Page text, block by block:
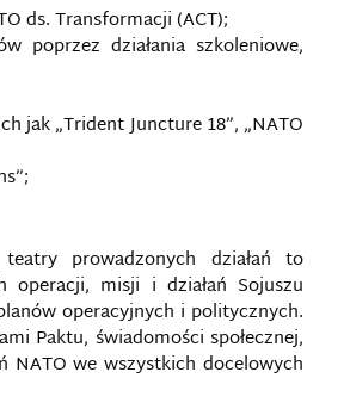
ds. Transformacji (ACT);
poprzez działania szkoleniowe,
jak „Trident Juncture 18”, „NATO
prowadzonych działań to
operacji, misji i działań Sojuszu
operacyjnych i politycznych.
Paktu, świadomości społecznej,
we wszystkich docelowych